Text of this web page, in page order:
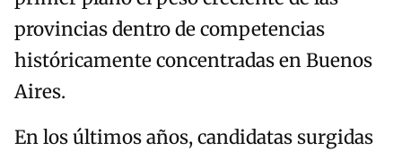
provincias dentro de competencias
históricamente concentradas en Buenos
Aires.
En los últimos años, candidatas surgidas